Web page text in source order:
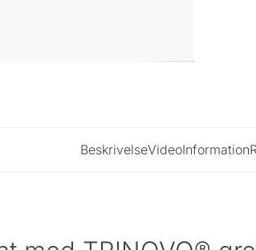
BeskrivelseVideoInformation